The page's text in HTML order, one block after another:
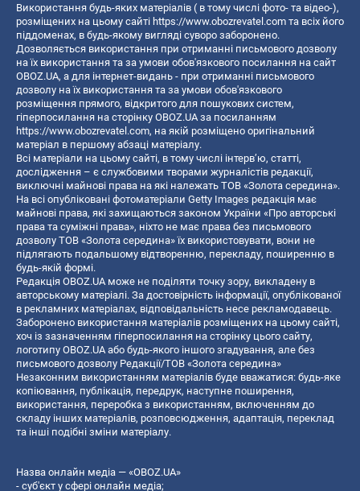
Використання будь-яких матеріалів ( в тому числі фото- та відео-),
розміщених на цьому сайті https://www.obozrevatel.com та всіх його
піддоменах, в будь-якому вигляді суворо заборонено.
Дозволяється використання при отриманні письмового дозволу
на їх використання та за умови обов'язкового посилання на сайт
OBOZ.UA, а для інтернет-видань - при отриманні письмового
дозволу на їх використання та за умови обов'язкового
розміщення прямого, відкритого для пошукових систем,
гіперпосилання на сторінку OBOZ.UA за посиланням
https://www.obozrevatel.com, на якій розміщено оригінальний
матеріал в першому абзаці матеріалу.
Всі матеріали на цьому сайті, в тому числі інтерв’ю, статті,
дослідження – є службовими творами журналістів редакції,
виключні майнові права на які належать ТОВ «Золота середина».
На всі опубліковані фотоматеріали Getty Images редакція має
майнові права, які захищаються законом України «Про авторські
права та суміжні права», ніхто не має права без письмового
дозволу ТОВ «Золота середина» їх використовувати, вони не
підлягають подальшому відтворенню, перекладу, поширенню в
будь-якій формі.
Редакція OBOZ.UA може не поділяти точку зору, викладену в
авторському матеріалі. За достовірність інформації, опублікованої
в рекламних матеріалах, відповідальність несе рекламодавець.
Заборонено використання матеріалів розміщених на цьому сайті,
хоч із зазначенням гіперпосилання на сторінку цього сайту,
логотипу OBOZ.UA або будь-якого іншого згадування, але без
письмового дозволу Редакції/ТОВ «Золота середина»
Незаконним використанням матеріалів буде вважатися: будь-яке
копiювання, публiкацiя, передрук, наступне поширення,
використання, переробка з використанням, включенням до
складу інших матеріалів, розповсюдження, адаптація, переклад
та інші подібні зміни матеріалу.
Назва онлайн медіа — «OBOZ.UA»
- суб'єкт у сфері онлайн медіа;